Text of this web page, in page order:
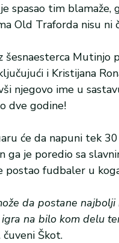
spasao tim
Old Traforda nisu ni
Mutinjo
i Kristijana
njegovo ime u
dve godine!
će da napuni tek
je poredio sa
postao fudbaler u
da postane
na bilo kom delu
Škot.